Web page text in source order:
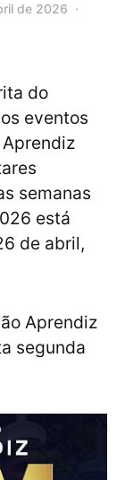
de 2026
do
eventos
semanas
está
de abril,
Aprendiz
segunda